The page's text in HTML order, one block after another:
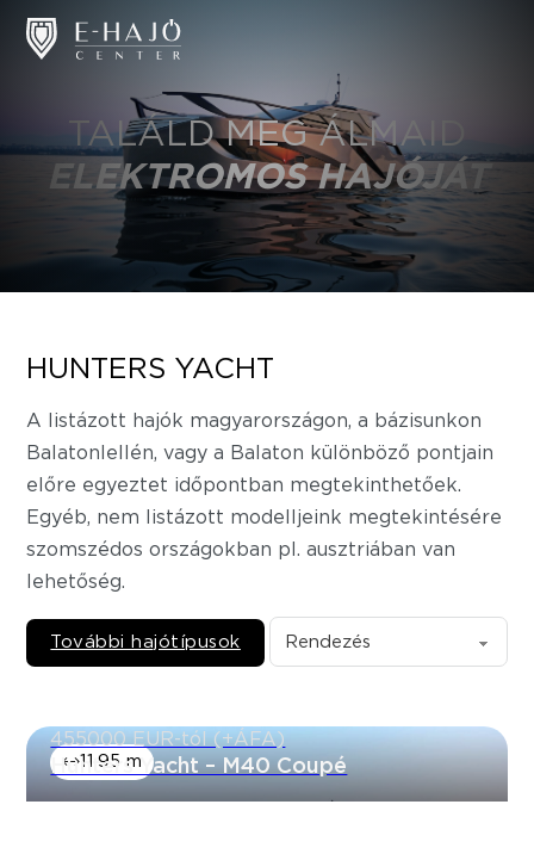
TALÁLD MEG ÁLMAID
ELEKTROMOS HAJÓJÁT
HUNTERS YACHT
A listázott hajók magyarországon, a bázisunkon
Balatonlellén, vagy a Balaton különböző pontjain
előre egyeztet időpontban megtekinthetőek.
Egyéb, nem listázott modelljeink megtekintésére
szomszédos országokban pl. ausztriában van
lehetőség.
További hajótípusok
455000 EUR-tól (+ÁFA)
11.95 m
Hunters Yacht – M40 Coupé